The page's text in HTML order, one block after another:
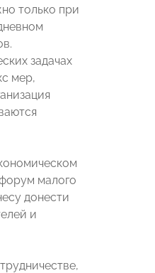
только при
задачах
мер,
малого
донести
и